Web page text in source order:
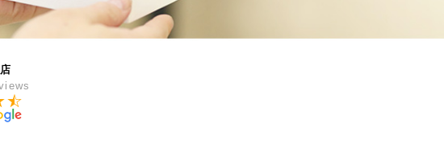
★
☆